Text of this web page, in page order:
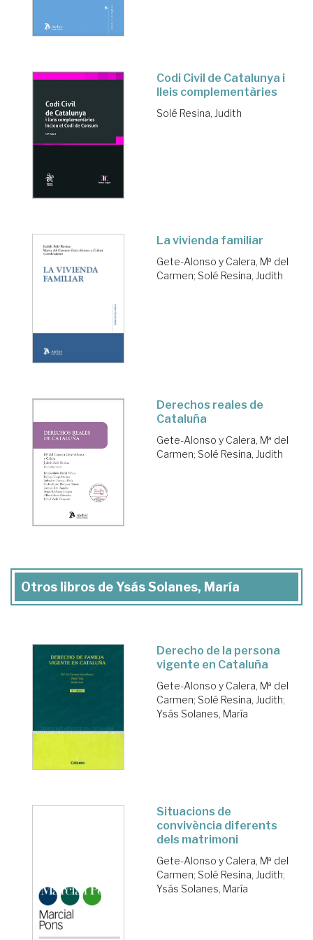
Codi Civil de Catalunya i
lleis complementàries
Solé Resina, Judith
La vivienda familiar
Gete-Alonso y Calera, Mª del
Carmen; Solé Resina, Judith
Derechos reales de
Cataluña
Gete-Alonso y Calera, Mª del
Carmen; Solé Resina, Judith
Otros libros de Ysás Solanes, María
Derecho de la persona
vigente en Cataluña
Gete-Alonso y Calera, Mª del
Carmen; Solé Resina, Judith;
Ysás Solanes, María
Situacions de
convivència diferents
dels matrimoni
Gete-Alonso y Calera, Mª del
Carmen; Solé Resina, Judith;
Ysás Solanes, María